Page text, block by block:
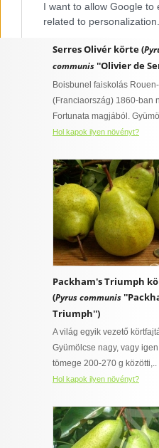
I want to allow Google to
related to personalization.
I want to allow Google to
related to security,
functionality and fraud
user protection.
Data Deletion Data
Serres Olivér körte (
communis''Olivier de
Boisbunel faiskolás
(Franciaország) 1860-ban
Fortunata magjából.
Hol kapok ilyen növényt?
Packham's Triumph
(Pyrus communis
Triumph'')
A világ egyik vezető
Gyümölcse nagy, vagy
tömege 200-270 g közötti,..
Hol kapok ilyen növényt?